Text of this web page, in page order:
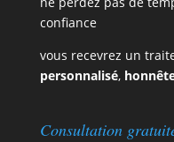
confiance
vous recevrez un
personnalisé,
Consultation